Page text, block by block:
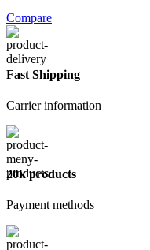
Compare
Fast Shipping
Carrier information
20k products
Payment methods